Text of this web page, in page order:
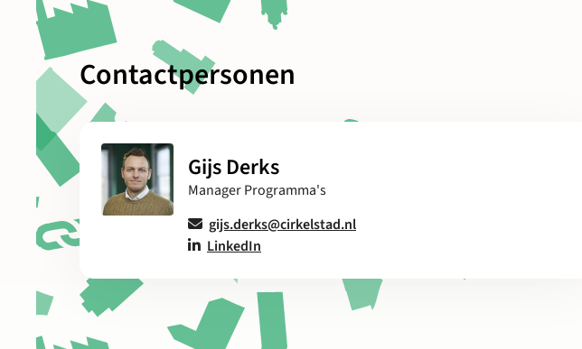
Contactpersonen
Gijs Derks
Manager Programma's
gijs.derks@cirkelstad.nl
LinkedIn